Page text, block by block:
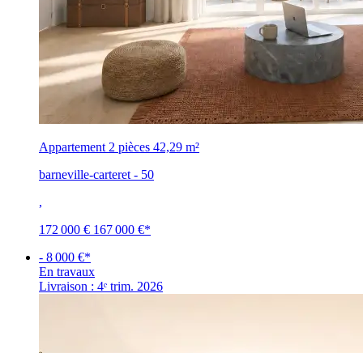
Appartement 2 pièces 42,29 m²
barneville-carteret - 50
,
172 000 € 167 000 €*
- 8 000 €*
En travaux
Livraison : 4ᵉ trim. 2026